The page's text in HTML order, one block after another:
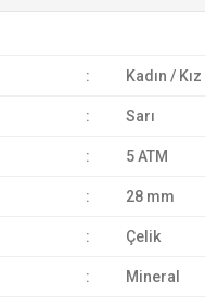
: Kadın / Kız
: Sarı
: 5 ATM
: 28 mm
: Çelik
: Mineral